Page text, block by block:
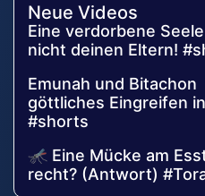
Neue Videos
Eine verdorbene
nicht deinen Eltern!
Emunah und
göttliches Eingreifen
#shorts
🦟 Eine Mücke am
recht? (Antwort)